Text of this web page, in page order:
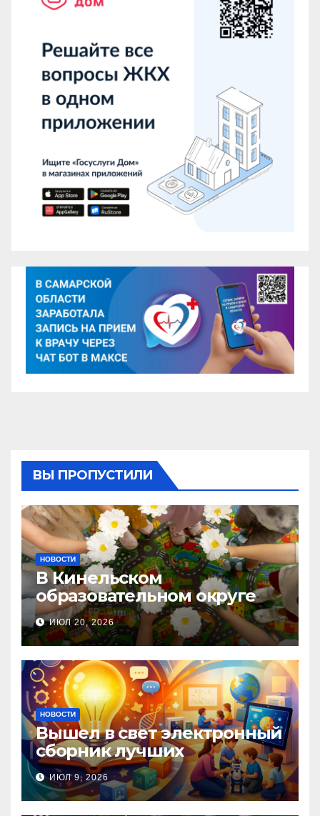
ВЫ ПРОПУСТИЛИ
НОВОСТИ
В Кинельском
образовательном округе
прошла Неделя правовой
помощи, посвящённая Дню
семьи, любви и верности
ИЮЛ 20, 2026
НОВОСТИ
Вышел в свет электронный
сборник лучших
инновационных практик
педагогов дошкольного
образования!
ИЮЛ 9, 2026